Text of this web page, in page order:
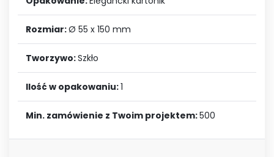
Rozmiar:Ø 55 x 150 mm
Tworzywo:Szkło
Ilość w opakowaniu:1
Min. zamówienie z Twoim projektem:500